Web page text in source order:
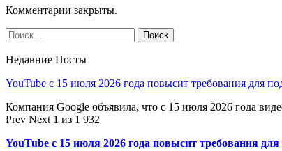
Комментарии закрыты.
Недавние Посты
YouTube с 15 июля 2026 года повысит требования для
Компания Google объявила, что с 15 июля 2026 года
Prev Next 1 из 1 932
YouTube с 15 июля 2026 года повысит требования